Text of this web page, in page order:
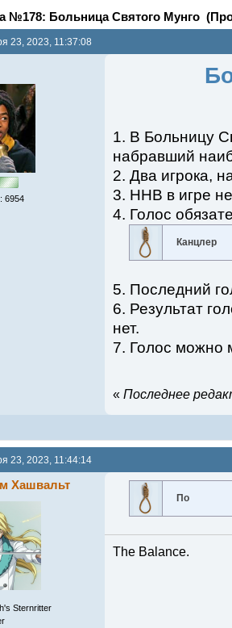
№178: Больница Святого Мунго
23, 2023, 11:37:08
6954
1. В Больницу
набравший
2. Два игрока,
3. ННВ в игре
4. Голос
Канцлер
5. Последний
6. Результат
нет.
7. Голос можно
« Последнее
23, 2023, 11:44:14
Хашвальт
Sternritter
По
The Balance.